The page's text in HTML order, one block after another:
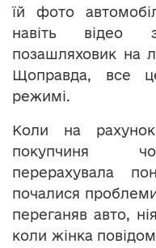
їй фото
навіть відео
позашляховик на
Щоправда, все
режимі.
Коли на
покупчиня
перерахувала
почалися
переганяв авто,
коли жінка